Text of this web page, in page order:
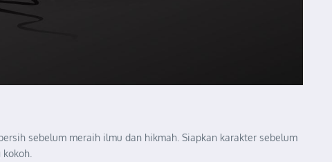
sebelum meraih ilmu dan hikmah. Siapkan karakter sebelum